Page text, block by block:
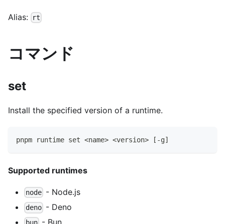
Alias: rt
コマンド
set
Install the specified version of a runtime.
pnpm runtime set <name> <version> [-g]
Supported runtimes
node - Node.js
deno - Deno